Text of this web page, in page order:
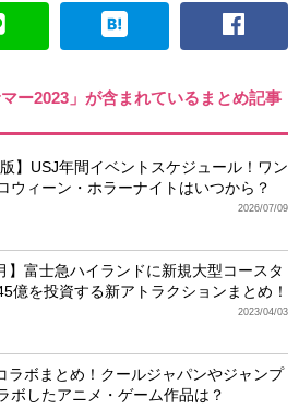
ー2023」が含まれているまとめ記事
版】USJ年間イベントスケジュール！ワン
ウィーン・ホラーナイトはいつから？
2026/07/09
】富士急ハイランドに新規大型コースタ
億を投資する新アトラクションまとめ！
2023/04/03
ラボまとめ！クールジャパンやジャンプ
ボしたアニメ・ゲーム作品は？